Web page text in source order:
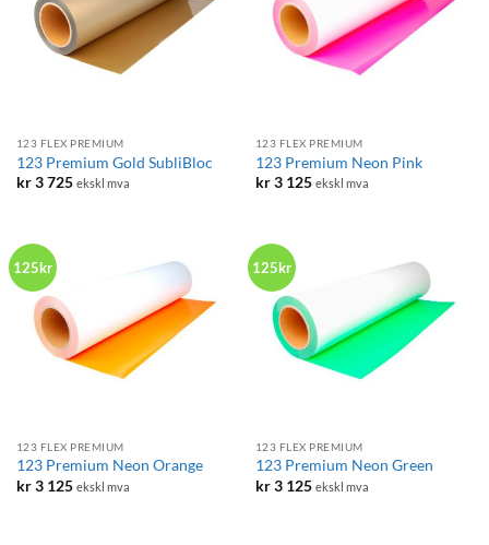
123 FLEX PREMIUM
123 Premium Gold SubliBloc
kr3 725 ekskl mva
123 FLEX PREMIUM
123 Premium Neon Pink
kr3 125 ekskl mva
125kr
123 FLEX PREMIUM
123 Premium Neon Orange
kr3 125 ekskl mva
125kr
123 FLEX PREMIUM
123 Premium Neon Green
kr3 125 ekskl mva